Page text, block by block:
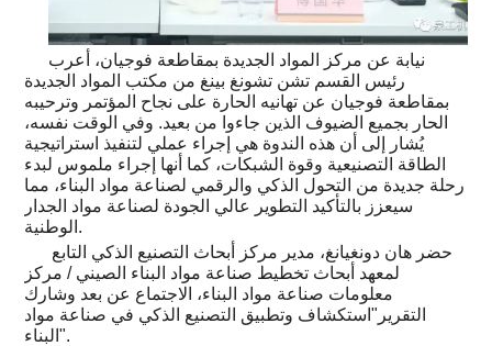
نيابة عن مركز المواد الجديدة بمقاطعة فوجيان، أعرب
رئيس القسم تشن تشونغ بينغ من مكتب المواد الجديدة
بمقاطعة فوجيان عن تهانيه الحارة على نجاح المؤتمر وترحيبه
الحار بجميع الضيوف الذين جاءوا من بعيد. وفي الوقت نفسه،
يُشار إلى أن هذه الندوة هي إجراء عملي لتنفيذ استراتيجية
الطاقة التصنيعية وقوة الشبكات، كما أنها إجراء ملموس لبدء
رحلة جديدة من التحول الذكي والرقمي لصناعة مواد البناء، مما
سيعزز بالتأكيد التطوير عالي الجودة لصناعة مواد الجدار
الوطنية.
حضر هان دونغيانغ، مدير مركز أبحاث التصنيع الذكي التابع
لمعهد أبحاث تخطيط صناعة مواد البناء الصيني / مركز
معلومات صناعة مواد البناء، الاجتماع عن بعد وشارك
التقرير"استكشاف وتطبيق التصنيع الذكي في صناعة مواد
البناء".